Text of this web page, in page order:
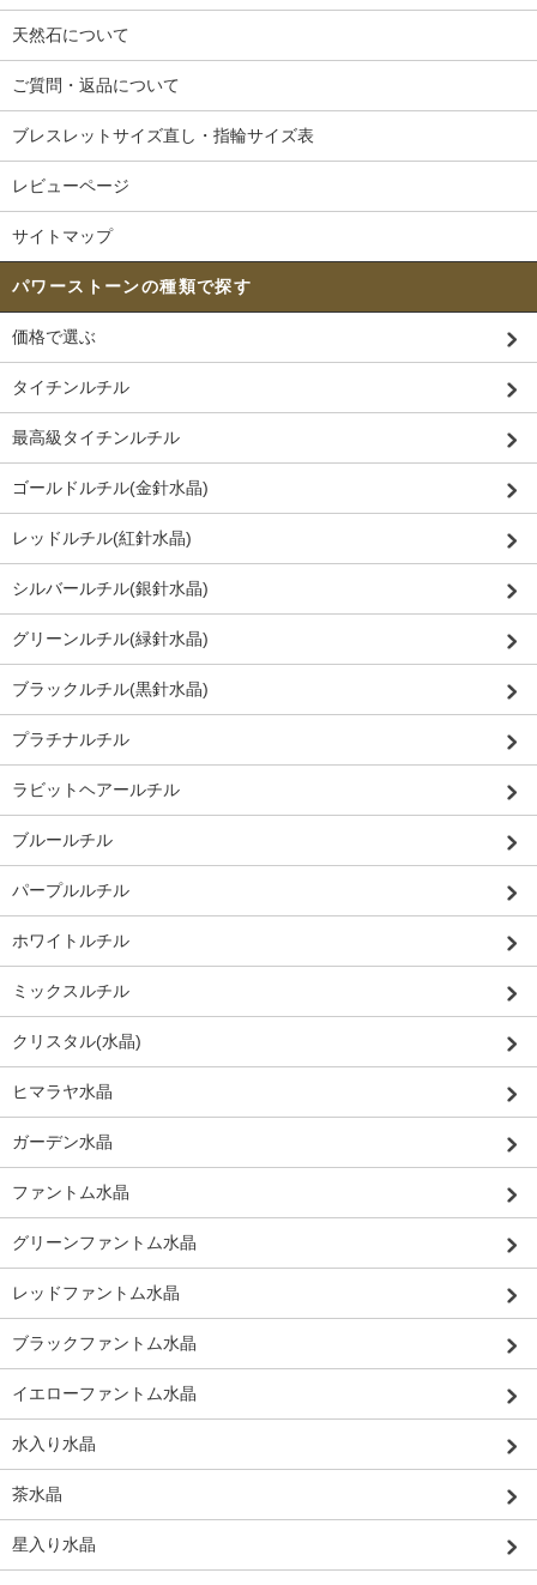
天然石について
ご質問・返品について
ブレスレットサイズ直し・指輪サイズ表
レビューページ
サイトマップ
パワーストーンの種類で探す
価格で選ぶ
タイチンルチル
最高級タイチンルチル
ゴールドルチル(金針水晶)
レッドルチル(紅針水晶)
シルバールチル(銀針水晶)
グリーンルチル(緑針水晶)
ブラックルチル(黒針水晶)
プラチナルチル
ラビットヘアールチル
ブルールチル
パープルルチル
ホワイトルチル
ミックスルチル
クリスタル(水晶)
ヒマラヤ水晶
ガーデン水晶
ファントム水晶
グリーンファントム水晶
レッドファントム水晶
ブラックファントム水晶
イエローファントム水晶
水入り水晶
茶水晶
星入り水晶